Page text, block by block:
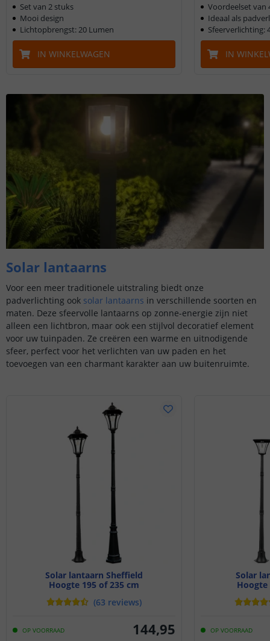
Set van 2 stuks
Mooi design
Lichtopbrengst: 20 Lumen
IN WINKELWAGEN
Voordeelset van
Ideaal als
Sfeerverlichting:
IN
Solar lantaarns
Voor een meer traditionele uitstraling biedt onze
padverlichting ook solar lantaarns in verschillende soorten en
maten. Deze sfeervolle lantaarns op zonne-energie zijn niet
alleen een lichtbron, maar ook een stijlvol decoratief element
voor uw tuinpaden. Ze creëren een warme en uitnodigende
sfeer, perfect voor het verlichten van uw paden en het
toevoegen van een charmant karakter aan uw buitenruimte.
Solar lantaarn Sheffield
Hoogte 195 of 235 cm
(63 reviews)
OP VOORRAAD 144,95
Solar
Hoogte
OP VOORRAAD